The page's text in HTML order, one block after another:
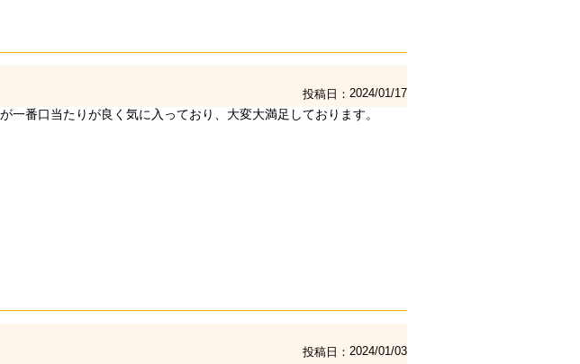
投稿日 2024/01/17
一番口当たりが良く気に入っており、大変大満足しております。
投稿日 2024/01/03